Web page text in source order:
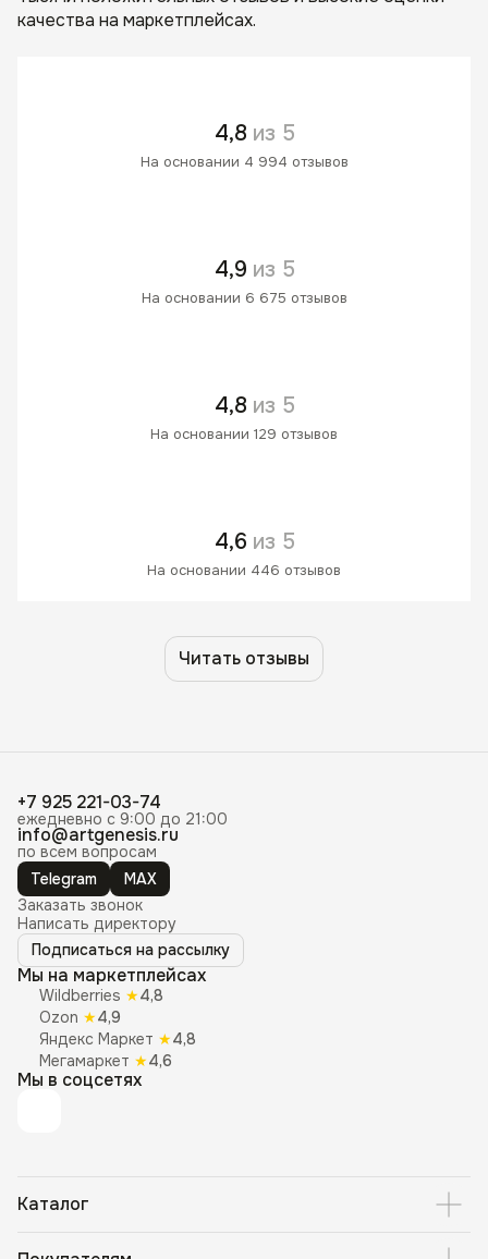
качества на маркетплейсах.
4,8 из 5
На основании 4 994 отзывов
4,9 из 5
На основании 6 675 отзывов
4,8 из 5
На основании 129 отзывов
4,6 из 5
На основании 446 отзывов
Читать отзывы
+7 925 221-03-74
ежедневно с 9:00 до 21:00
info@artgenesis.ru
по всем вопросам
Telegram
MAX
Заказать звонок
Написать директору
Подписаться на рассылку
Мы на маркетплейсах
Wildberries ★4,8
Ozon ★4,9
Яндекс Маркет ★4,8
Мегамаркет ★4,6
Мы в соцсетях
Каталог